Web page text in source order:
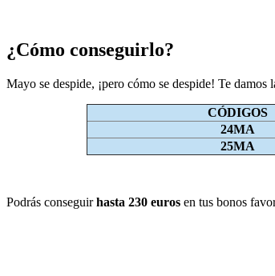
¿Cómo conseguirlo?
Mayo se despide, ¡pero cómo se despide! Te
CÓDIGOS
24MA
25MA
Podrás conseguirhasta 230 euros en tus bonos